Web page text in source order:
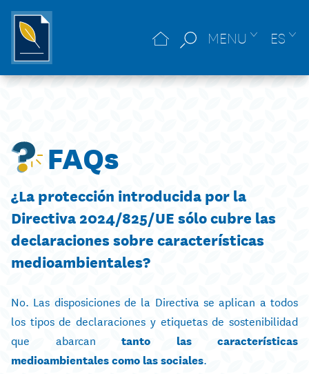
MENU ES
FAQs
¿La protección introducida por la
Directiva 2024/825/UE sólo cubre las
declaraciones sobre características
medioambientales?
No. Las disposiciones de la Directiva se aplican a todos
los tipos de declaraciones y etiquetas de sostenibilidad
que abarcan tanto las características
medioambientales como las sociales.